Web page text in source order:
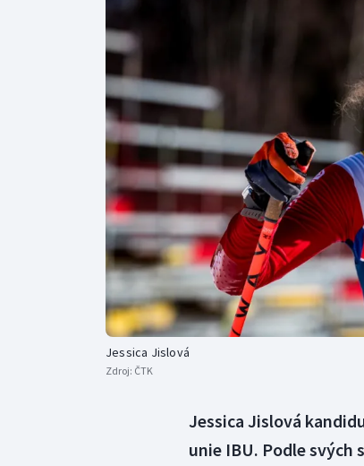
Futsal
Golf
Gymnastika
Jessica Jislová
Zdroj: ČTK
Jessica Jislová
unie IBU. Podle svých